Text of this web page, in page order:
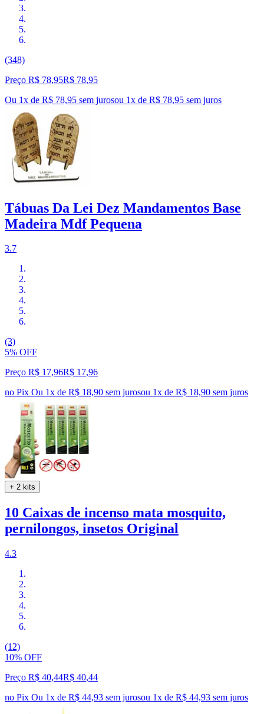
(348)
Preço R$ 78,95R$ 78,95
Ou 1x de R$ 78,95 sem jurosou 1x de R$ 78,95 sem juros
Tábuas Da Lei Dez Mandamentos Base
Madeira Mdf Pequena
3.7
(3)
5% OFF
Preço R$ 17,96R$ 17,96
no Pix Ou 1x de R$ 18,90 sem jurosou 1x de R$ 18,90 sem juros
+ 2 kits
10 Caixas de incenso mata mosquito,
pernilongos, insetos Original
4.3
(12)
10% OFF
Preço R$ 40,44R$ 40,44
no Pix Ou 1x de R$ 44,93 sem jurosou 1x de R$ 44,93 sem juros